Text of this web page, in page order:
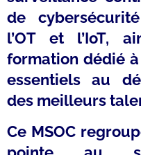
de
l’OT et l’IoT,
formation dédié
essentiels au
des meilleurs
Ce MSOC